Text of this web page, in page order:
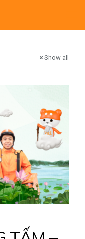
Show all